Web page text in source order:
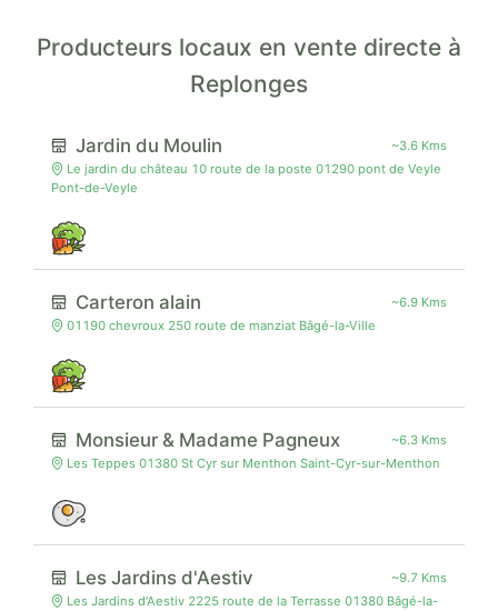
Producteurs locaux en vente directe à
Replonges
Jardin du Moulin
~3.6 Kms
Le jardin du château 10 route de la poste 01290 pont de Veyle
Pont-de-Veyle
Carteron alain
~6.9 Kms
01190 chevroux 250 route de manziat Bâgé-la-Ville
Monsieur & Madame Pagneux
~6.3 Kms
Les Teppes 01380 St Cyr sur Menthon Saint-Cyr-sur-Menthon
Les Jardins d'Aestiv
~9.7 Kms
Les Jardins d'Aestiv 2225 route de la Terrasse 01380 Bâgé-la-